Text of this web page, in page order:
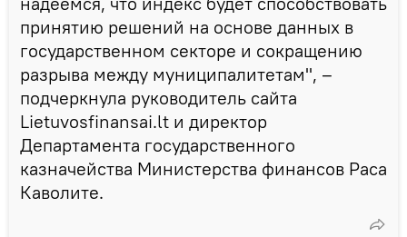
принятию решений на основе данных в
государственном секторе и сокращению
разрыва между муниципалитетам", –
подчеркнула руководитель сайта
Lietuvosfinansai.lt и директор
Департамента государственного
казначейства Министерства финансов Раса
Каволите.